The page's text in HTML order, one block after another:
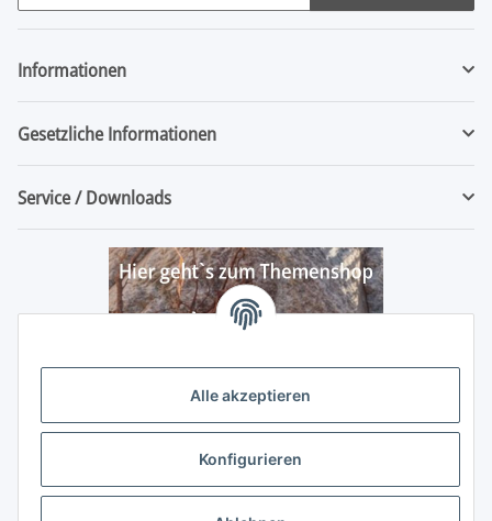
Alle akzeptieren
Konfigurieren
Newsletter Abonnieren
Informationen
Gesetzliche Informationen
Service / Downloads